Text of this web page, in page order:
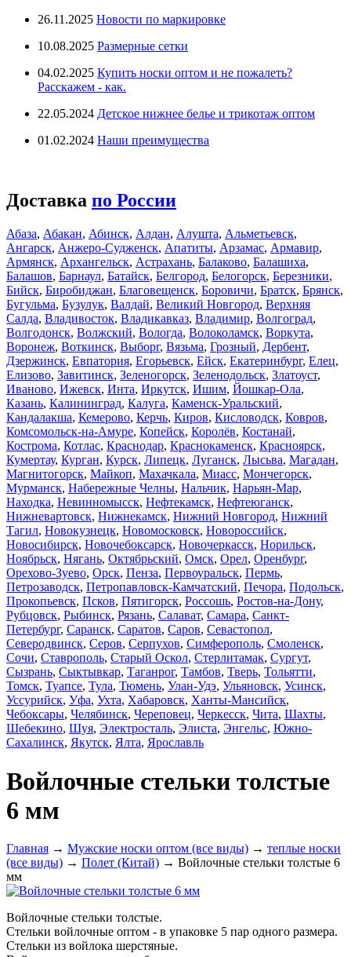
26.11.2025 Новости по маркировке
10.08.2025 Размерные сетки
04.02.2025 Купить носки оптом и не пожалеть?
Расскажем - как.
22.05.2024 Детское нижнее белье и трикотаж оптом
01.02.2024 Наши преимущества
Доставка по России
Абаза, Абакан, Абинск, Алдан, Алушта, Альметьевск,
Ангарск, Анжеро-Судженск, Апатиты, Арзамас, Армавир,
Армянск, Архангельск, Астрахань, Балаково, Балашиха,
Балашов, Барнаул, Батайск, Белгород, Белогорск, Березники,
Бийск, Биробиджан, Благовещенск, Боровичи, Братск, Брянск,
Бугульма, Бузулук, Валдай, Великий Новгород, Верхняя
Салда, Владивосток, Владикавказ, Владимир, Волгоград,
Волгодонск, Волжский, Вологда, Волоколамск, Воркута,
Воронеж, Воткинск, Выборг, Вязьма, Грозный, Дербент,
Дзержинск, Евпатория, Егорьевск, Ейск, Екатеринбург, Елец,
Елизово, Завитинск, Зеленогорск, Зеленодольск, Златоуст,
Иваново, Ижевск, Инта, Иркутск, Ишим, Йошкар-Ола,
Казань, Калининград, Калуга, Каменск-Уральский,
Кандалакша, Кемерово, Керчь, Киров, Кисловодск, Ковров,
Комсомольск-на-Амуре, Копейск, Королёв, Костанай,
Кострома, Котлас, Краснодар, Краснокаменск, Красноярск,
Кумертау, Курган, Курск, Липецк, Луганск, Лысьва, Магадан,
Магнитогорск, Майкоп, Махачкала, Миасс, Мончегорск,
Мурманск, Набережные Челны, Нальчик, Нарьян-Мар,
Находка, Невинномысск, Нефтекамск, Нефтеюганск,
Нижневартовск, Нижнекамск, Нижний Новгород, Нижний
Тагил, Новокузнецк, Новомосковск, Новороссийск,
Новосибирск, Новочебоксарск, Новочеркасск, Норильск,
Ноябрьск, Нягань, Октябрьский, Омск, Орел, Оренбург,
Орехово-Зуево, Орск, Пенза, Первоуральск, Пермь,
Петрозаводск, Петропавловск-Камчатский, Печора, Подольск,
Прокопьевск, Псков, Пятигорск, Россошь, Ростов-на-Дону,
Рубцовск, Рыбинск, Рязань, Салават, Самара, Санкт-
Петербург, Саранск, Саратов, Саров, Севастопол,
Северодвинск, Серов, Серпухов, Симферополь, Смоленск,
Сочи, Ставрополь, Старый Оскол, Стерлитамак, Сургут,
Сызрань, Сыктывкар, Таганрог, Тамбов, Тверь, Тольятти,
Томск, Туапсе, Тула, Тюмень, Улан-Удэ, Ульяновск, Усинск,
Уссурийск, Уфа, Ухта, Хабаровск, Ханты-Мансийск,
Чебоксары, Челябинск, Череповец, Черкесск, Чита, Шахты,
Шебекино, Шуя, Электросталь, Элиста, Энгельс, Южно-
Сахалинск, Якутск, Ялта, Ярославль
Войлочные стельки толстые
6 мм
Главная → Мужские носки оптом (все виды) → теплые носки
(все виды) → Полет (Китай) → Войлочные стельки толстые 6
мм
Войлочные стельки толстые.
Стельки войлочные оптом - в упаковке 5 пар одного размера.
Стельки из войлока шерстяные.